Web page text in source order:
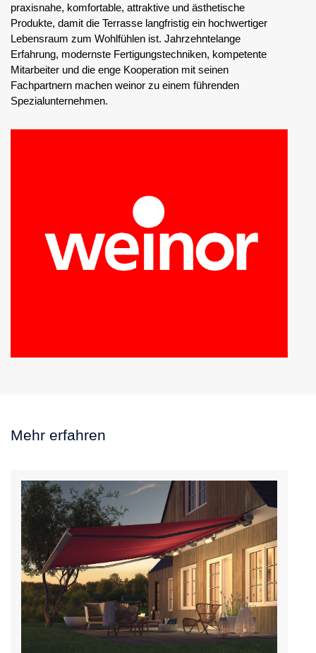
praxisnahe, komfortable, attraktive und ästhetische
Produkte, damit die Terrasse langfristig ein hochwertiger
Lebensraum zum Wohlfühlen ist. Jahrzehntelange
Erfahrung, modernste Fertigungstechniken, kompetente
Mitarbeiter und die enge Kooperation mit seinen
Fachpartnern machen weinor zu einem führenden
Spezialunternehmen.
Mehr erfahren